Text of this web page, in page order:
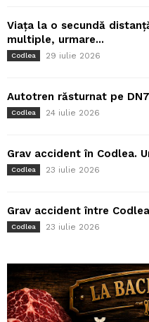
Viața la o secundă
multiple, urmare...
Codlea 29 iulie 2026
Autotren răsturnat pe
Codlea 24 iulie 2026
Grav accident în Codlea.
Codlea 23 iulie 2026
Grav accident între
Codlea 23 iulie 2026